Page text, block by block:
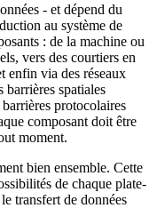
- et dépend du
au système de
: de la machine ou
vers des courtiers en
enfin via des réseaux
barrières spatiales
protocolaires
composant doit être
moment.
bien ensemble. Cette
de chaque plate-
transfert de données